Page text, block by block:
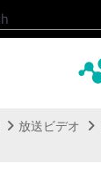
放送ビデオ